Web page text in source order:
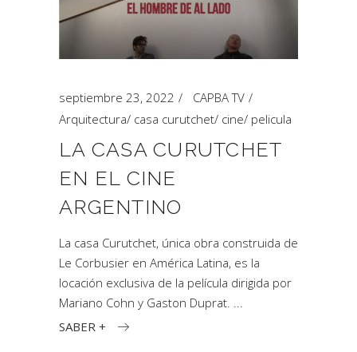
septiembre 23, 2022
CAPBA TV
Arquitectura/ casa curutchet/ cine/ pelicula
LA CASA CURUTCHET
EN EL CINE
ARGENTINO
La casa Curutchet, única obra construida de
Le Corbusier en América Latina, es la
locación exclusiva de la película dirigida por
Mariano Cohn y Gaston Duprat.
SABER +